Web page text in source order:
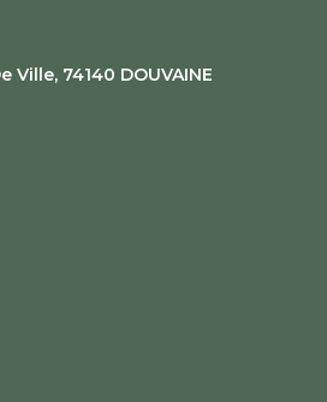
Ville, 74140 DOUVAINE